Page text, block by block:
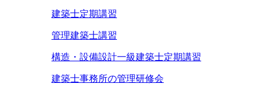
建築士定期講習
管理建築士講習
構造・設備設計一級建築士定期講習
建築士事務所の管理研修会